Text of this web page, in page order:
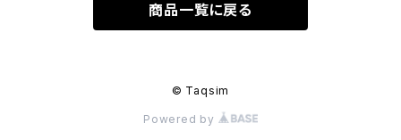
アブデル・ハリム・ハーフェズ
商品一覧に戻る
© Taqsim
Powered by